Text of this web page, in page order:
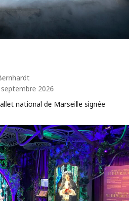
2026
national de Marseille signée